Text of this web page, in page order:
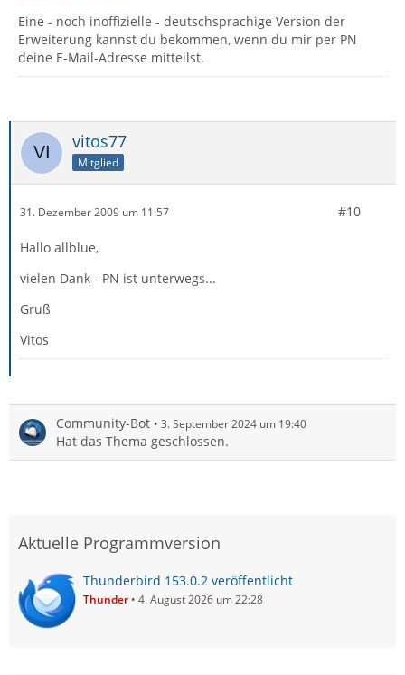
Eine - noch inoffizielle - deutschsprachige Version der
Erweiterung kannst du bekommen, wenn du mir per PN
deine E-Mail-Adresse mitteilst.
vitos77
Mitglied
31. Dezember 2009 um 11:57 #10
Hallo allblue,
vielen Dank - PN ist unterwegs...
Gruß
Vitos
Community-Bot 3. September 2024 um 19:40
Hat das Thema geschlossen.
Aktuelle Programmversion
Thunderbird 153.0.2 veröffentlicht
Thunder 4. August 2026 um 22:28